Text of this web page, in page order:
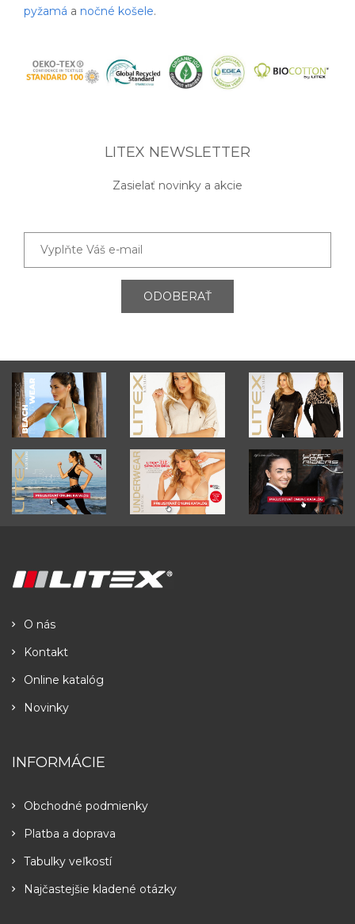
pyžamá a nočné košele.
LITEX NEWSLETTER
Zasielať novinky a akcie
ODOBERAŤ
O nás
Kontakt
Online katalóg
Novinky
INFORMÁCIE
Obchodné podmienky
Platba a doprava
Tabulky veľkostí
Najčastejšie kladené otázky